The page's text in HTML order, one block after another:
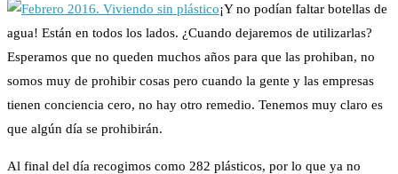
¡Y no podían faltar botellas de
agua! Están en todos los lados. ¿Cuando dejaremos de utilizarlas?
Esperamos que no queden muchos años para que las prohiban, no
somos muy de prohibir cosas pero cuando la gente y las empresas
tienen conciencia cero, no hay otro remedio. Tenemos muy claro es
que algún día se prohibirán.
Al final del día recogimos como 282 plásticos, por lo que ya no